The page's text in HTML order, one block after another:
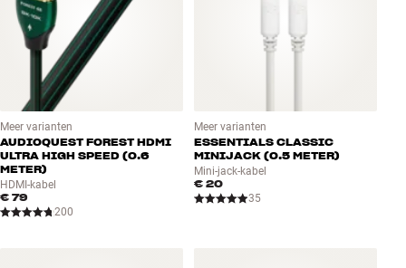
Meer varianten
AUDIOQUEST FOREST HDMI
ULTRA HIGH SPEED (0.6
METER)
HDMI-kabel
€ 79
200
Meer varianten
ESSENTIALS CLASSIC
MINIJACK (0.5 METER)
Mini-jack-kabel
€ 20
35